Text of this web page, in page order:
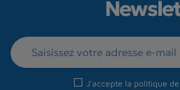
J'accepte la politique